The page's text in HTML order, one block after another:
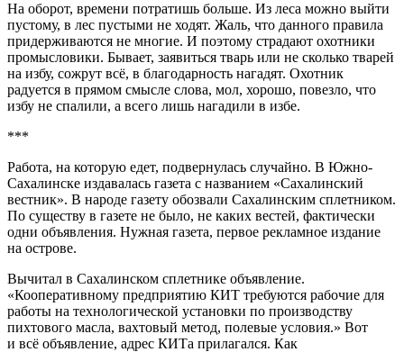
На оборот, времени потратишь больше. Из леса можно выйти
пустому, в лес пустыми не ходят. Жаль, что данного правила
придерживаются не многие. И поэтому страдают охотники
промысловики. Бывает, заявиться тварь или не сколько тварей
на избу, сожрут всё, в благодарность нагадят. Охотник
радуется в прямом смысле слова, мол, хорошо, повезло, что
избу не спалили, а всего лишь нагадили в избе.
***
Работа, на которую едет, подвернулась случайно. В Южно-
Сахалинске издавалась газета с названием «Сахалинский
вестник». В народе газету обозвали Сахалинским сплетником.
По существу в газете не было, не каких вестей, фактически
одни объявления. Нужная газета, первое рекламное издание
на острове.
Вычитал в Сахалинском сплетнике объявление.
«Кооперативному предприятию КИТ требуются рабочие для
работы на технологической установки по производству
пихтового масла, вахтовый метод, полевые условия.» Вот
и всё объявление, адрес КИТа прилагался. Как